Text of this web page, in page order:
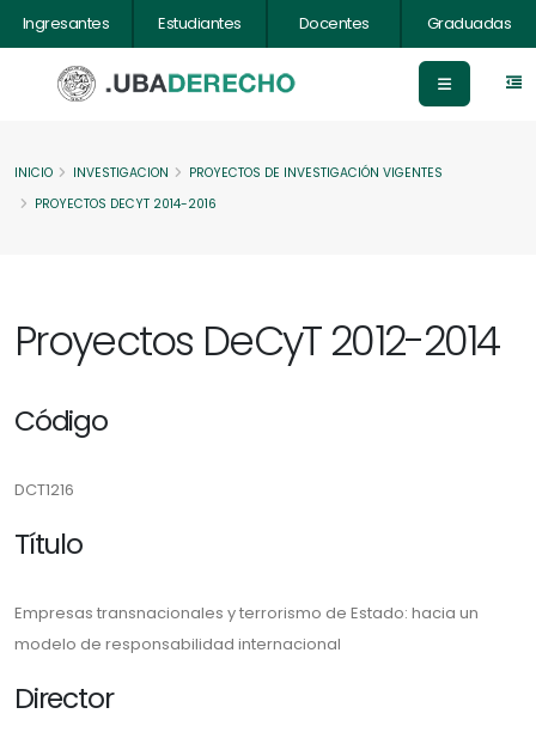
Ingresantes Estudiantes Docentes Graduadas
INICIO INVESTIGACION
PROYECTOS DE INVESTIGACIÓN VIGENTES
PROYECTOS DECYT 2014-2016
Proyectos DeCyT 2012-2014
Código
DCT1216
Título
Empresas transnacionales y terrorismo de Estado: hacia un
modelo de responsabilidad internacional
Director